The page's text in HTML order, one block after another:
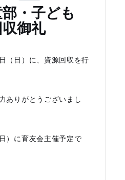
・子ども
御礼
（日）に、資源回収を行
ありがとうございまし
）に育友会主催予定で